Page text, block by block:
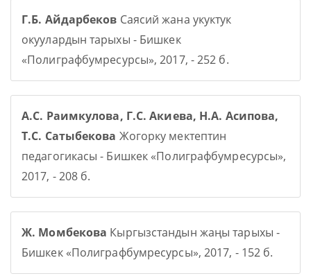
Г.Б. Айдарбеков Саясий жана укуктук
окуулардын тарыхы - Бишкек
«Полиграфбумресурсы», 2017, - 252 б.
А.С. Раимкулова, Г.С. Акиева, Н.А. Асипова,
Т.С. Сатыбекова Жогорку мектептин
педагогикасы - Бишкек «Полиграфбумресурсы»,
2017, - 208 б.
Ж. Момбекова Кыргызстандын жаңы тарыхы -
Бишкек «Полиграфбумресурсы», 2017, - 152 б.